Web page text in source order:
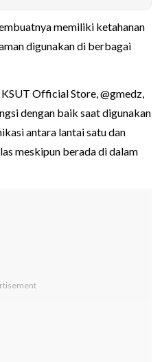
memiliki ketahanan
digunakan di berbagai
Official Store, @gmedz,
dengan baik saat digunakan
antara lantai satu dan
meskipun berada di dalam